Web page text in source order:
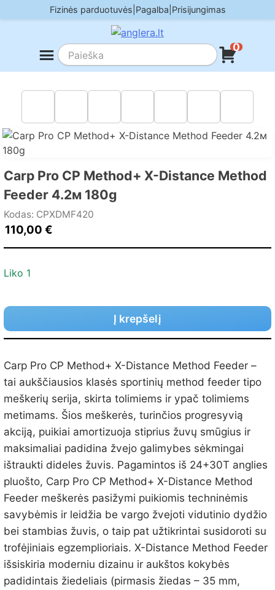
to
Fizinės parduotuvės Pagalba Prisijungimas
0
Carp Pro CP Method+ X-Distance Method
Feeder 4.2м 180g
Kodas: CPXDMF420
110,00 €
Liko 1
Į krepšelį
Carp Pro CP Method+ X-Distance Method Feeder –
tai aukščiausios klasės sportinių method feeder tipo
meškerių serija, skirta tolimiems ir ypač tolimiems
metimams. Šios meškerės, turinčios progresyvią
akciją, puikiai amortizuoja stiprius žuvų smūgius ir
maksimaliai padidina žvejo galimybes sėkmingai
ištraukti dideles žuvis. Pagamintos iš 24+30T anglies
pluošto, Carp Pro CP Method+ X-Distance Method
Feeder meškerės pasižymi puikiomis techninėmis
savybėmis ir leidžia be vargo žvejoti vidutinio dydžio
bei stambias žuvis, o taip pat užtikrintai susidoroti su
trofėjiniais egzemplioriais. X-Distance Method Feeder
išsiskiria moderniu dizainu ir aukštos kokybės
padidintais žiedeliais (pirmasis žiedas – 35 mm,